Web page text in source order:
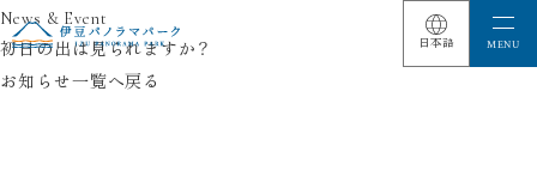
News & Event
初日の出は見られますか？
お知らせ一覧へ戻る